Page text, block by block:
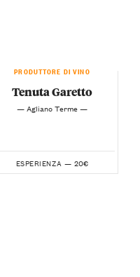
PRODUTTORE DI VINO
Tenuta Garetto
— Agliano Terme —
ESPERIENZA — 20€